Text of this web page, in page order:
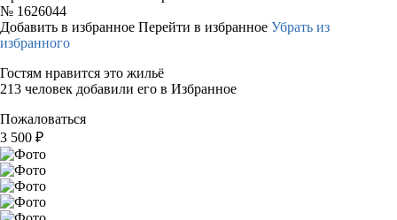
№ 1626044
Добавить в избранное Перейти в избранное Убрать из
избранного
Гостям нравится это жильё
213 человек добавили его в Избранное
Пожаловаться
3 500 ₽